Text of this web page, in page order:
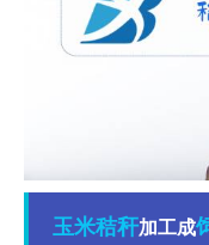
玉米秸秆加工成